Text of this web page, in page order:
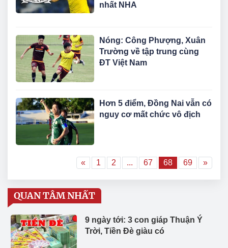
nhất NHA
Nóng: Công Phượng, Xuân
Trường về tập trung cùng
ĐT Việt Nam
Hơn 5 điểm, Đồng Nai vẫn có
nguy cơ mất chức vô địch
« 1 2 ... 67 68 69 »
QUAN TÂM NHẤT
9 ngày tới: 3 con giáp Thuận Ý
Trời, Tiền Đè giàu có